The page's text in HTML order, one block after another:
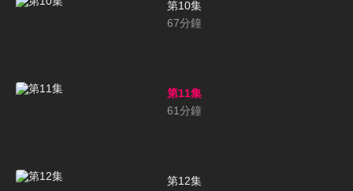
第10集
67分鐘
第11集
61分鐘
第12集